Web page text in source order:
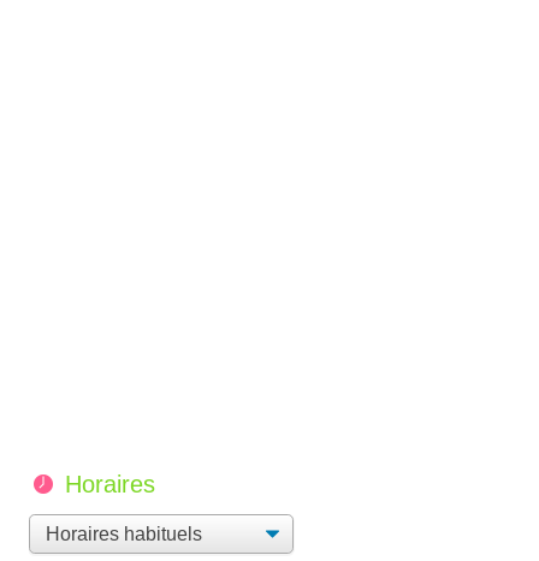
Horaires